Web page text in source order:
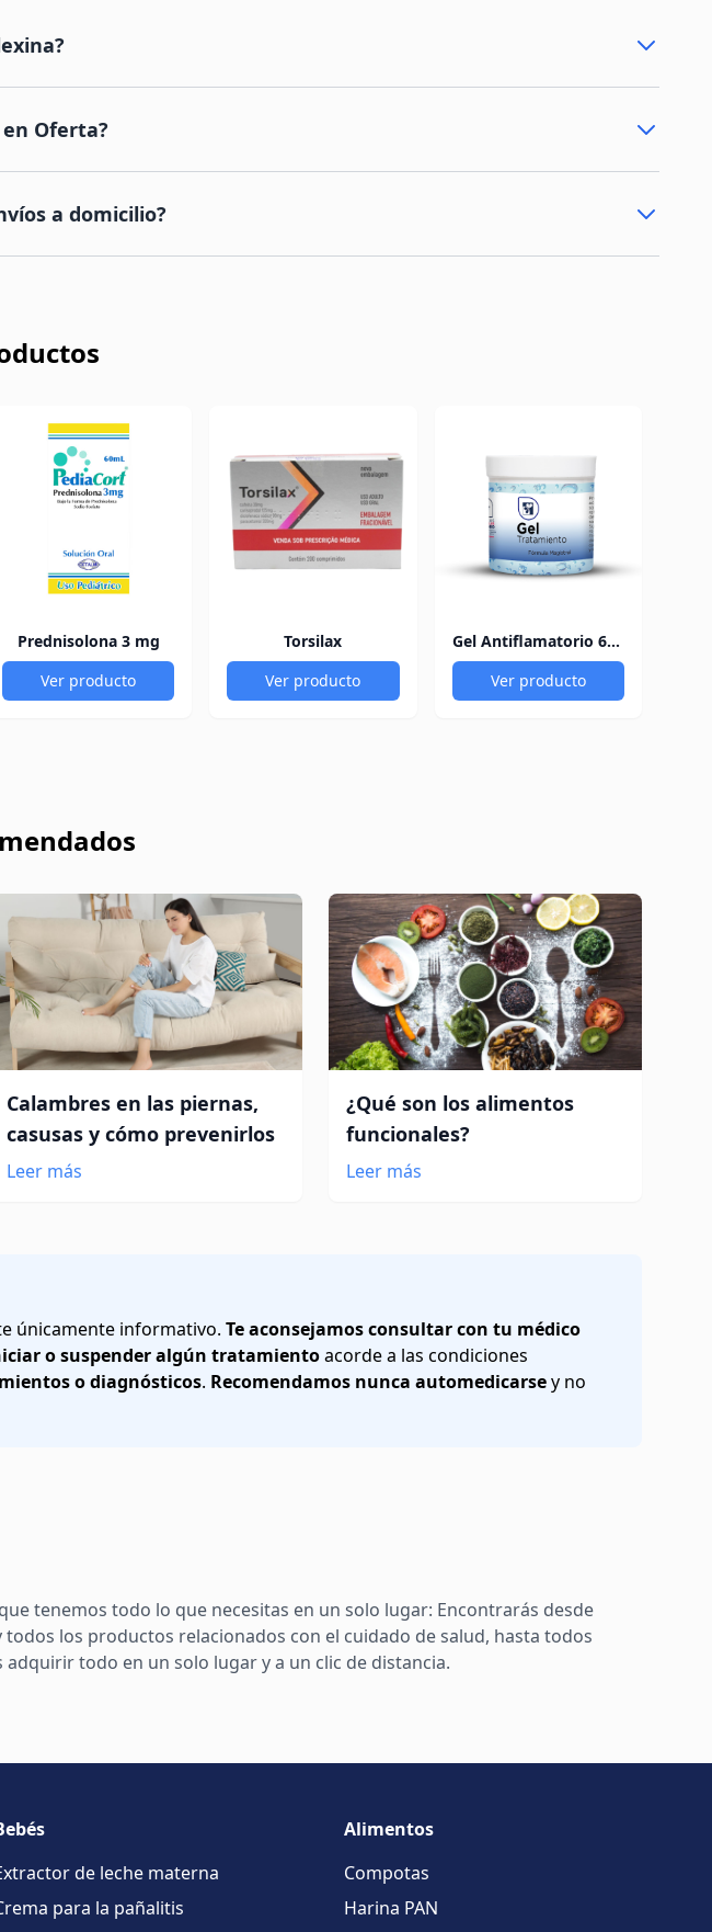
Oferta?
a domicilio?
Prednisolona 3 mg
Ver producto
Torsilax
Ver producto
Gel Antiflamatorio 60Gr
Ver producto
Calambres en las piernas,
casusas y cómo prevenirlos
Leer más
¿Qué son los alimentos
funcionales?
Leer más
únicamente informativo. Te aconsejamos consultar con tu médico
o suspender algún tratamientoacorde a las condiciones
o diagnósticos. Recomendamos nunca automedicarsey no
tenemos todo lo que necesitas en un solo lugar: Encontrarás desde
los productos relacionados con el cuidado de salud, hasta todos
todo en un solo lugar y a un clic de distancia.
de leche materna
para la pañalitis
Alimentos
Compotas
Harina PAN